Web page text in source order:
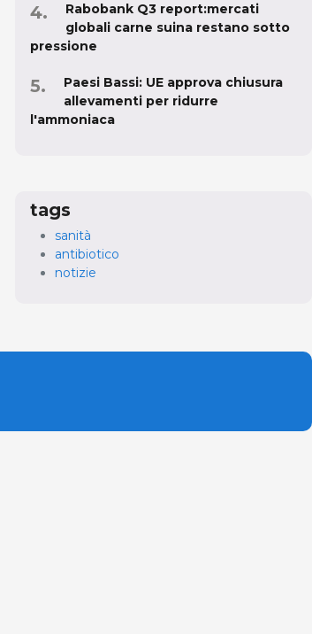
Rabobank Q3 report:mercati
globali carne suina restano sotto
pressione
Paesi Bassi: UE approva chiusura
allevamenti per ridurre
l'ammoniaca
tags
sanità
antibiotico
notizie